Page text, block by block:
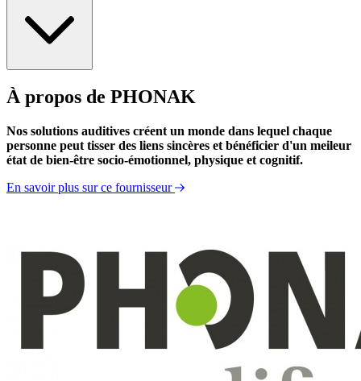
Information Produit
À propos de PHONAK
Nos solutions auditives créent un monde dans lequel chaque
personne peut tisser des liens sincères et bénéficier d'un meileur
état de bien-être socio-émotionnel, physique et cognitif.
En savoir plus sur ce fournisseur